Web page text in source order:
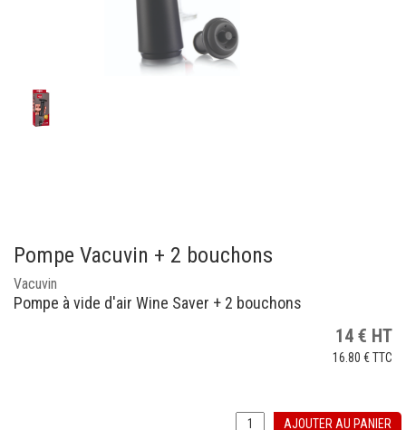
Pompe Vacuvin + 2 bouchons
Vacuvin
Pompe à vide d'air Wine Saver + 2 bouchons
14 € HT
16.80 €TTC
AJOUTER AU PANIER